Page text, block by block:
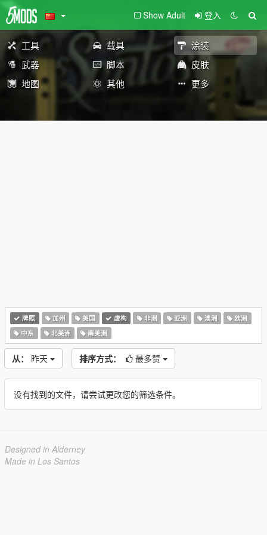
Show Adult 登入
工具 载具
涂装
武器
脚本
皮肤
地图
其他 更多
牌照 加州 美国 虚构 非洲 亚洲 澳洲
欧洲
中东
北美洲 南美洲
从： 昨天 排序方式： 最多赞
没有找到的文件，请尝试更改您的筛选条件。
Designed in Alderney
Made in Los Santos